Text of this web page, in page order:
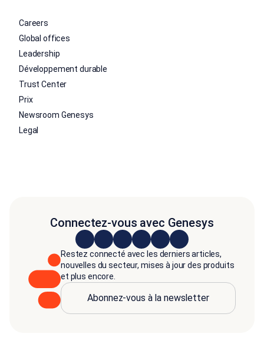
Careers
Global offices
Leadership
Développement durable
Trust Center
Prix
Newsroom Genesys
Legal
Connectez-vous avec Genesys
Restez connecté avec les derniers articles,
nouvelles du secteur, mises à jour des produits
et plus encore.
Abonnez-vous à la newsletter